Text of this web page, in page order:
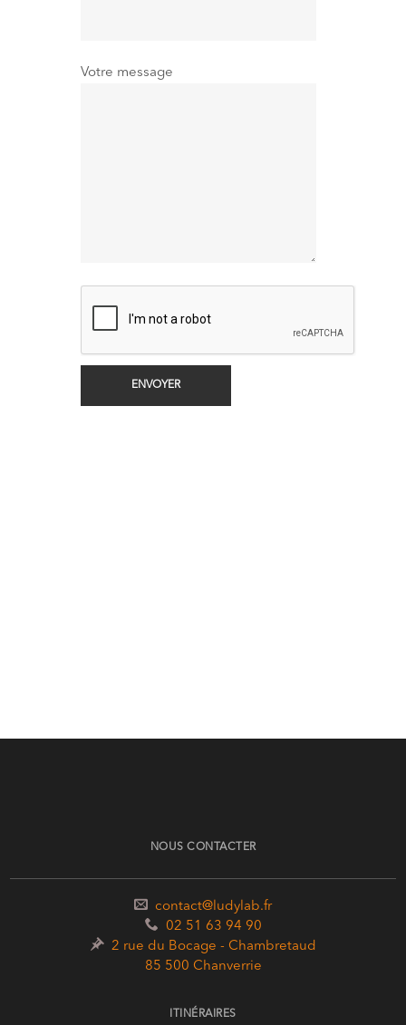
Votre message
NOUS CONTACTER
contact@ludylab.fr
02 51 63 94 90
2 rue du Bocage - Chambretaud
85 500 Chanverrie
ITINÉRAIRES